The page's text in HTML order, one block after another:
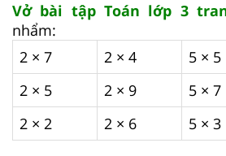
Vở bài tập Toán lớp 3
nhẩm:
2 × 7
2 × 4 5 × 5
2 × 5
2 × 9 5 × 7
2 × 2
2 × 6 5 × 3